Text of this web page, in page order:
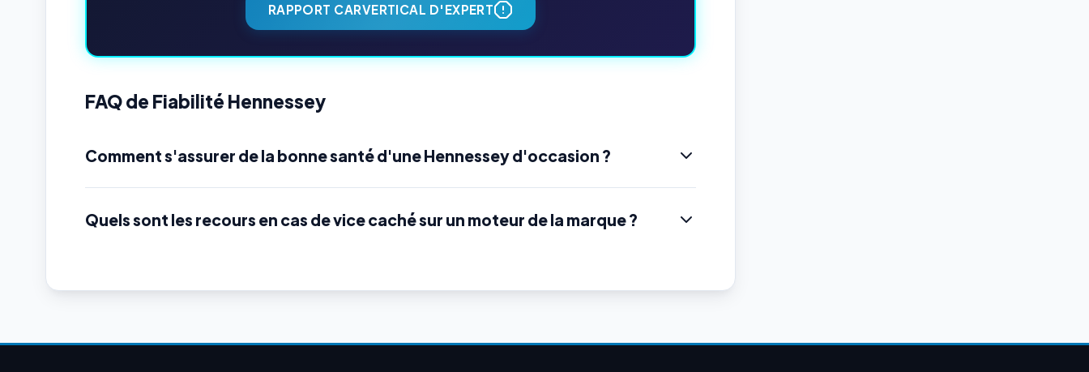
RAPPORT CARVERTICAL D'EXPERT
FAQ de Fiabilité Hennessey
Comment s'assurer de la bonne santé d'une Hennessey d'occasion ?
Quels sont les recours en cas de vice caché sur un moteur de la marque ?